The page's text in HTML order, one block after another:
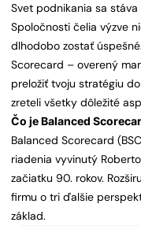
Svet podnikania sa
Spoločnosti čelia výzve
dlhodobo zostať
Scorecard – overený
preložiť tvoju stratégiu
zreteli všetky dôležité
Čo je Balanced
Balanced Scorecard
riadenia vyvinutý
začiatku 90. rokov.
firmu o tri ďalšie
základ.